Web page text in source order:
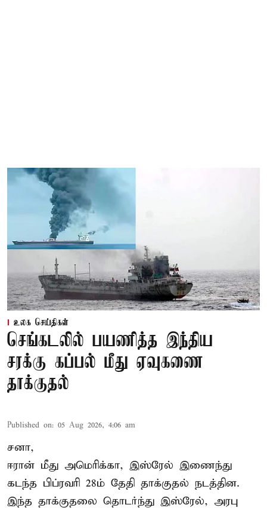
உலக செய்திகள்
செங்கடலில் பயணித்த இந்திய
சரக்கு கப்பல் மீது ஏவுகணை
தாக்குதல்
Published on: 05 Aug 2026, 4:06 am
சனா,
ஈரான் மீது அமெரிக்கா, இஸ்ரேல் இணைந்து
கடந்த பிப்ரவரி 28ம் தேதி தாக்குதல் நடத்தின.
இந்த தாக்குதலை தொடர்ந்து இஸ்ரேல், அரபு